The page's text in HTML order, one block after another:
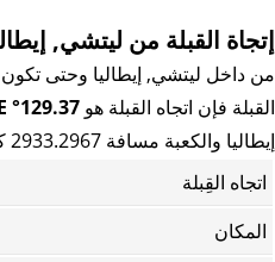
إتجاة القبلة من ليتشي,
من داخل ليتشي, إيطاليا وحتى تكون
القبلة فإن اتجاه القبلة هو 129.37° SE
إيطاليا والكعبة مسافة 2933.2967 كيلوا متر.
اتجاه القِبلة
المكان